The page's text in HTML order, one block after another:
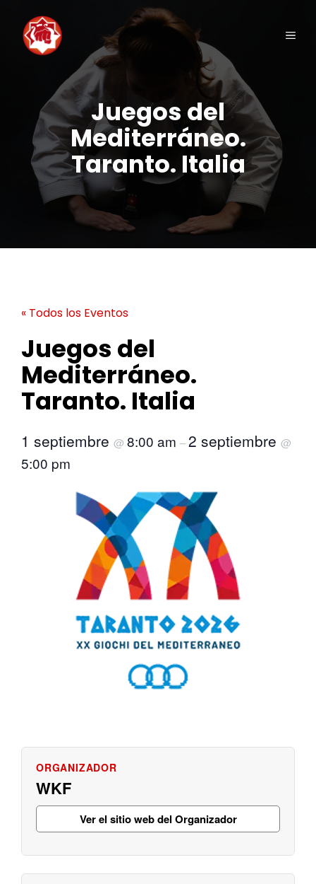
contenido
Juegos del
Mediterráneo.
Taranto. Italia
« Todos los Eventos
Juegos del
Mediterráneo.
Taranto. Italia
1 septiembre @ 8:00 am –2 septiembre @
5:00 pm
WKF
Ver el sitio web del Organizador